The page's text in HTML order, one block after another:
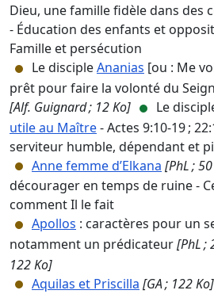
Dieu, une famille fidèle dans des
- Éducation des enfants et
Famille et persécution
Le discipleAnanias [ou : Me
prêt pour faire la volonté du
[Alf. Guignard ; 12 Ko]
Le
utile au Maître- Actes 9:10-19 ;
serviteur humble, dépendant et
Anne femme d’Elkana [PhL ;
décourager en temps de ruine -
comment Il le fait
Apollos : caractères pour un
notamment un prédicateur[PhL ;
122 Ko]
Aquilas et Priscilla [GA ; 122 Ko]